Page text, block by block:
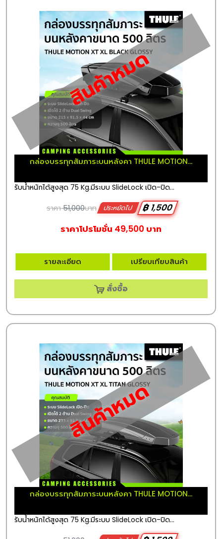
สินค้าหมด
กล่องบรรทุกสัมภาระบนหลังคา THULE MOTION...
รับน้ำหนักได้สูงสุด 75 Kg.มีระบบ SlideLock เปิด-ปิด...
ราคา51,000บาท ประหยัดไป
฿ 1,500
ราคาโปรโมชั่น 49,500 บาท
รายละเอียด เปรียบเทียบสินค้า
สั่งซื้อ
สินค้าหมด
กล่องบรรทุกสัมภาระบนหลังคา THULE MOTION...
รับน้ำหนักได้สูงสุด 75 Kg.มีระบบ SlideLock เปิด-ปิด...